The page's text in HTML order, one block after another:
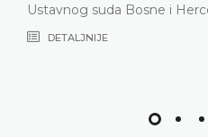
Ustavnog suda Bosne i
DETALJNIJE